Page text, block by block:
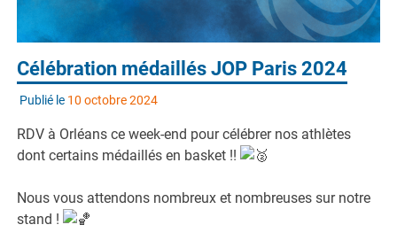
Célébration médaillés JOP Paris 2024
Publié le 10 octobre 2024
RDV à Orléans ce week-end pour célébrer nos athlètes
dont certains médaillés en basket !!
Nous vous attendons nombreux et nombreuses sur notre
stand !